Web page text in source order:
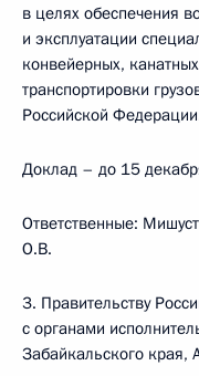
в целях обеспечения
и эксплуатации
конвейерных,
транспортировки
Российской
Доклад – до 15
Ответственные:
О.В.
3. Правительству
с органами
Забайкальского края,